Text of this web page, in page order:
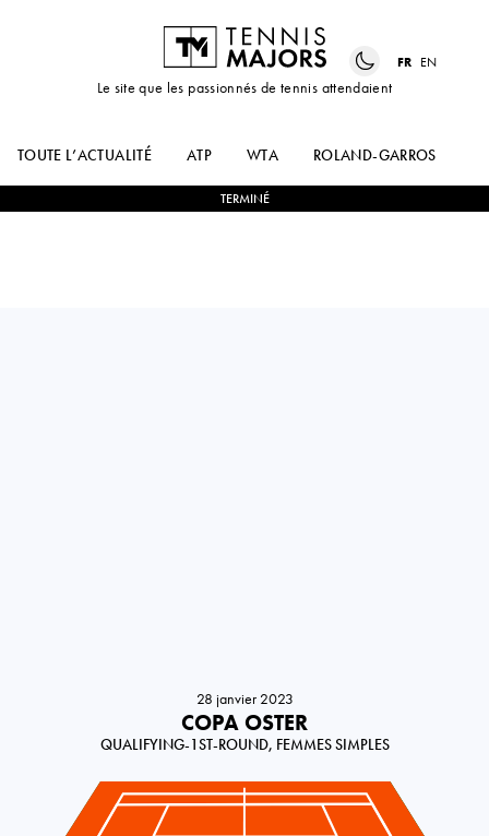
Le site que les passionnés de tennis attendaient
FR EN
TOUTE L’ACTUALITÉ ATP WTA ROLAND-GARROS
TERMINÉ
28 janvier 2023
COPA OSTER
QUALIFYING-1ST-ROUND, FEMMES SIMPLES